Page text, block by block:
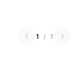
1 / 1